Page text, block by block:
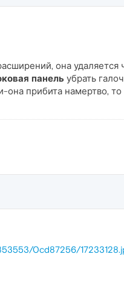
она удаляется
панель убрать
прибита намертво,
0cd87256/